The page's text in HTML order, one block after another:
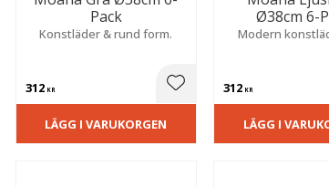
till i favoriter
Pack
Konstläder & rund form.
312KR Lägg till i favoriter
LÄGG I VARUKORGEN
Ø38cm 6-
Modern
312KR
LÄGG I